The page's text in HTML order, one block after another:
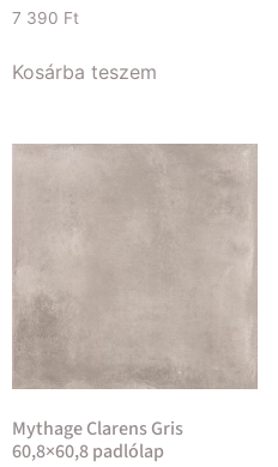
7 390 Ft
Kosárba teszem
Mythage Clarens Gris
60,8×60,8 padlólap